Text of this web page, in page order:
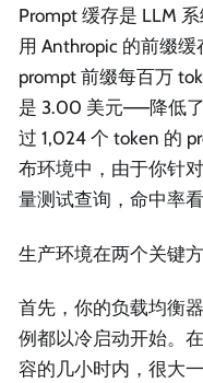
Prompt 缓存是 LLM
用 Anthropic 的前缀
prompt 前缀每百万
是 3.00 美元——降低
过 1,024 个 token 的
布环境中，由于你针
量测试查询，命中率
生产环境在两个关键
首先，你的负载均衡
例都以冷启动开始。
容的几小时内，很大